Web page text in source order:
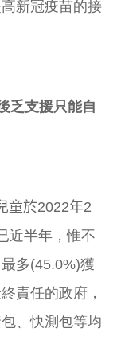
高新冠疫苗的接
乏支援只能自
童於2022年2
近半年，惟不
多(45.0%)獲
責任的政府，
、快測包等均